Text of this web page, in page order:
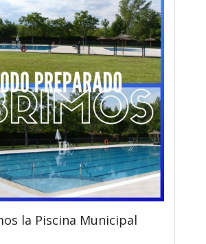
la Piscina Municipal